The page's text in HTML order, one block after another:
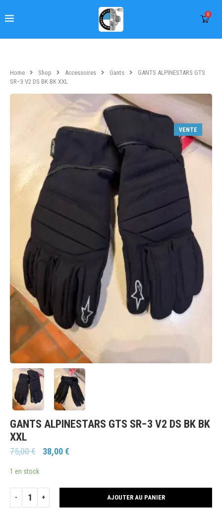
0
Home Shop Accessoires Gants
GANTS ALPINESTARS GTS
SR−3 V2 DS BK BK XXL
VENTE
GANTS ALPINESTARS GTS SR−3 V2 DS BK BK
XXL
75,00€ 38,00€
1 en stock
AJOUTER AU PANIER